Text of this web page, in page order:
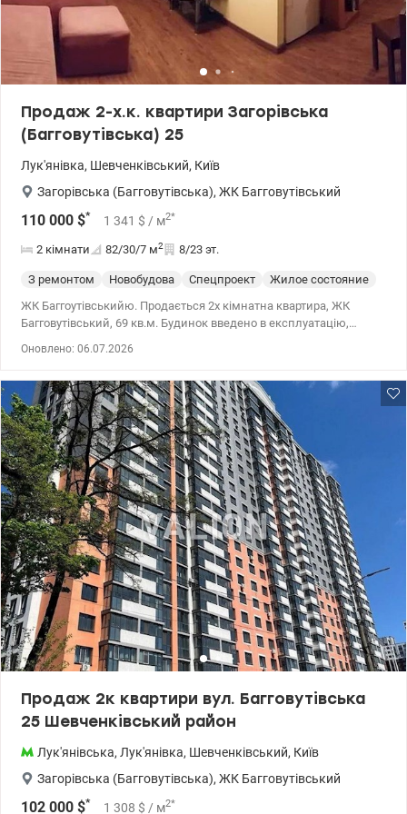
Продаж 2-х.к. квартири Загорівська
(Багговутівська) 25
Лук'янівка, Шевченківський, Київ
Загорівська (Багговутівська), ЖК Багговутівський
110 000 $* 1 341 $ / м2*
2 кімнати 82/30/7 м2 8/23 эт.
З ремонтом Новобудова Спецпроект
Жилое состояние
ЖК Баггоутівськийю. Продається 2х кімнатна квартира, ЖК
Багговутівський, 69 кв.м. Будинок введено в експлуатацію,
Оновлено: 06.07.2026
Продаж 2к квартири вул. Багговутівська
25 Шевченківський район
Лук'янівська, Лук'янівка, Шевченківський, Київ
Загорівська (Багговутівська), ЖК Багговутівський
102 000 $* 1 308 $ / м2*